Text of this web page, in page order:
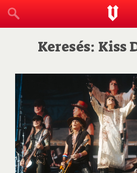
Keresés: Kiss